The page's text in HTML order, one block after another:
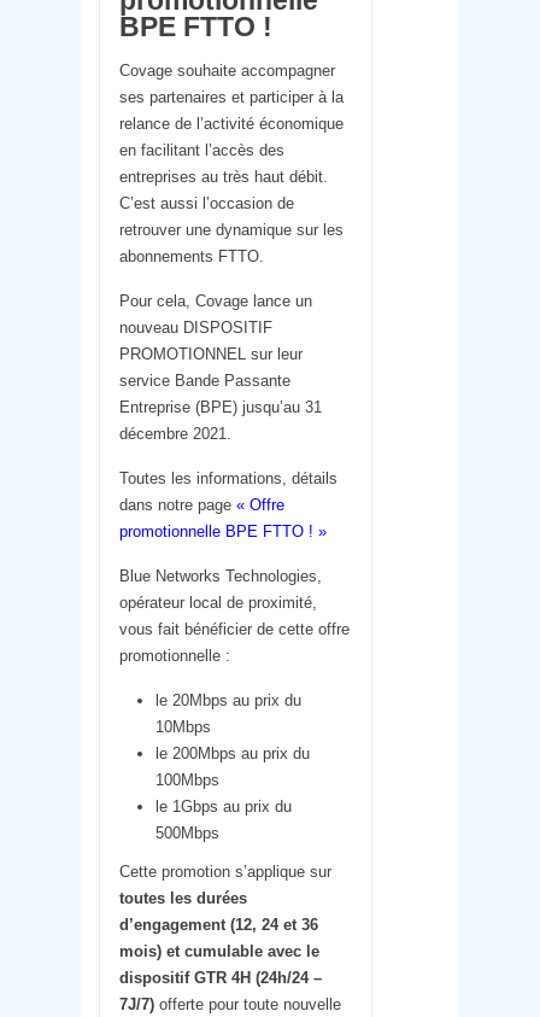
BPE FTTO !
Covage souhaite accompagner
ses partenaires et participer à la
relance de l’activité économique
en facilitant l’accès des
entreprises au très haut débit.
C’est aussi l’occasion de
retrouver une dynamique sur les
abonnements FTTO.
Pour cela, Covage lance un
nouveau DISPOSITIF
PROMOTIONNEL sur leur
service Bande Passante
Entreprise (BPE) jusqu’au 31
décembre 2021.
Toutes les informations, détails
dans notre page« Offre
promotionnelle BPE FTTO ! »
Blue Networks Technologies,
opérateur local de proximité,
vous fait bénéficier de cette offre
promotionnelle :
le 20Mbps au prix du
10Mbps
le 200Mbps au prix du
100Mbps
le 1Gbps au prix du
500Mbps
Cette promotion s’applique sur
toutes les durées
d’engagement (12, 24 et 36
mois) et cumulable avec le
dispositif GTR 4H (24h/24 –
7J/7) offerte pour toute nouvelle